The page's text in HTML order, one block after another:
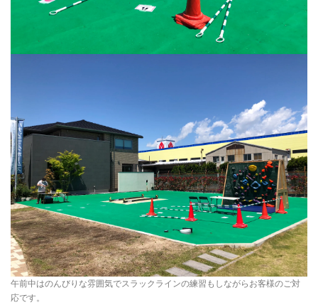
午前中はのんびりな雰囲気でスラックラインの練習もしながらお客様のご対
応です。